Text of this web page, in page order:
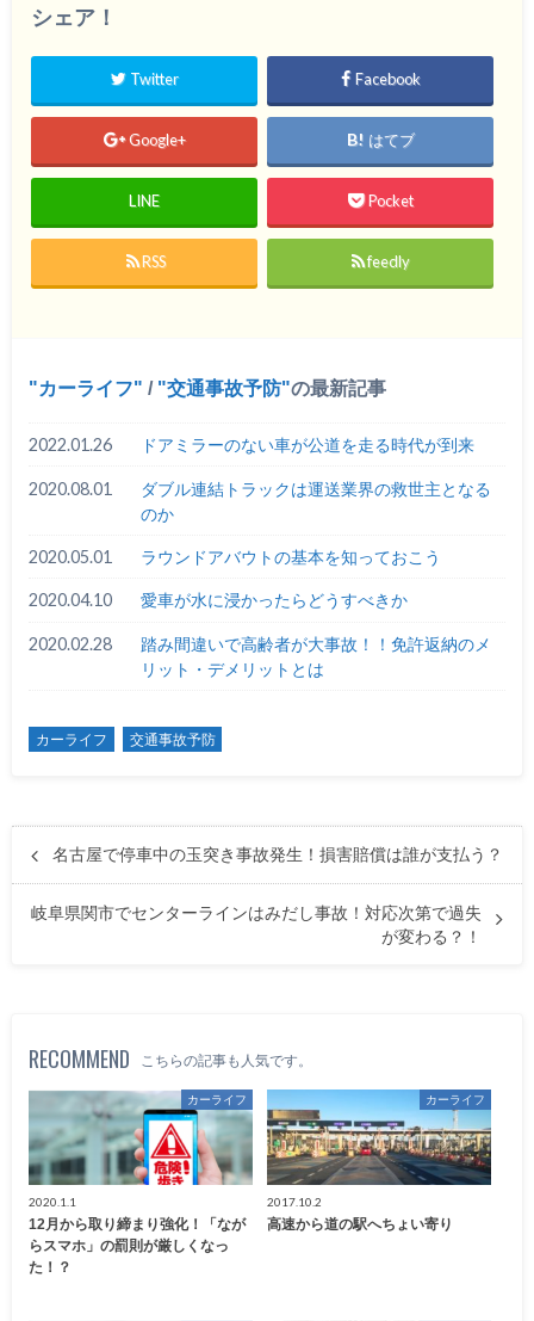
シェア！
Twitter Facebook
Google+ はてブ
LINE Pocket
RSS feedly
カーライフ / 交通事故予防 の最新記事
2022.01.26 ドアミラーのない車が公道を走る時代が到来
2020.08.01
ダブル連結トラックは運送業界の救世主となる
のか
2020.05.01 ラウンドアバウトの基本を知っておこう
2020.04.10 愛車が水に浸かったらどうすべきか
2020.02.28
踏み間違いで高齢者が大事故！！免許返納のメ
リット・デメリットとは
カーライフ 交通事故予防
名古屋で停車中の玉突き事故発生！損害賠償は誰が支払う？
岐阜県関市でセンターラインはみだし事故！対応次第で過失
が変わる？！
RECOMMEND こちらの記事も人気です。
カーライフ
2020.1.1
12月から取り締まり強化！「なが
らスマホ」の罰則が厳しくなっ
た！？
カーライフ
2017.10.2
高速から道の駅へちょい寄り